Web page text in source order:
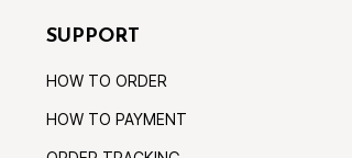
SUPPORT
HOW TO ORDER
HOW TO PAYMENT